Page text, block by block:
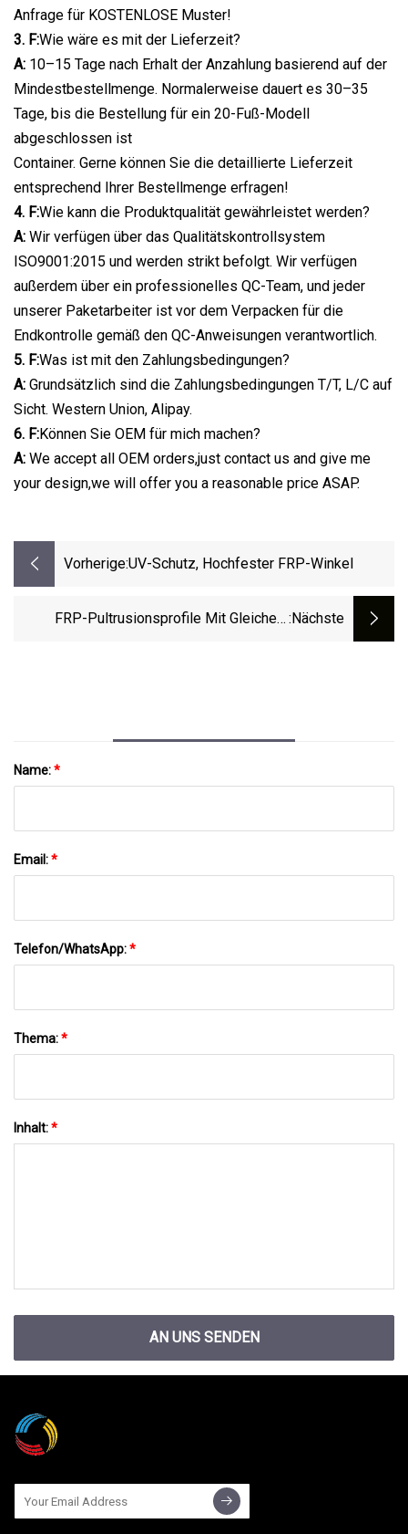
Anfrage für KOSTENLOSE Muster!
3. F:Wie wäre es mit der Lieferzeit?
A: 10–15 Tage nach Erhalt der Anzahlung basierend auf der
Mindestbestellmenge. Normalerweise dauert es 30–35
Tage, bis die Bestellung für ein 20-Fuß-Modell
abgeschlossen ist
Container. Gerne können Sie die detaillierte Lieferzeit
entsprechend Ihrer Bestellmenge erfragen!
4. F:Wie kann die Produktqualität gewährleistet werden?
A: Wir verfügen über das Qualitätskontrollsystem
ISO9001:2015 und werden strikt befolgt. Wir verfügen
außerdem über ein professionelles QC-Team, und jeder
unserer Paketarbeiter ist vor dem Verpacken für die
Endkontrolle gemäß den QC-Anweisungen verantwortlich.
5. F:Was ist mit den Zahlungsbedingungen?
A: Grundsätzlich sind die Zahlungsbedingungen T/T, L/C auf
Sicht. Western Union, Alipay.
6. F:Können Sie OEM für mich machen?
A: We accept all OEM orders,just contact us and give me
your design,we will offer you a reasonable price ASAP.
Vorherige:UV-Schutz, Hochfester FRP-Winkel
FRP-Pultrusionsprofile Mit Gleichem :nächste
Name:*
Email:*
Telefon/WhatsApp:*
Thema:*
Inhalt:*
AN UNS SENDEN